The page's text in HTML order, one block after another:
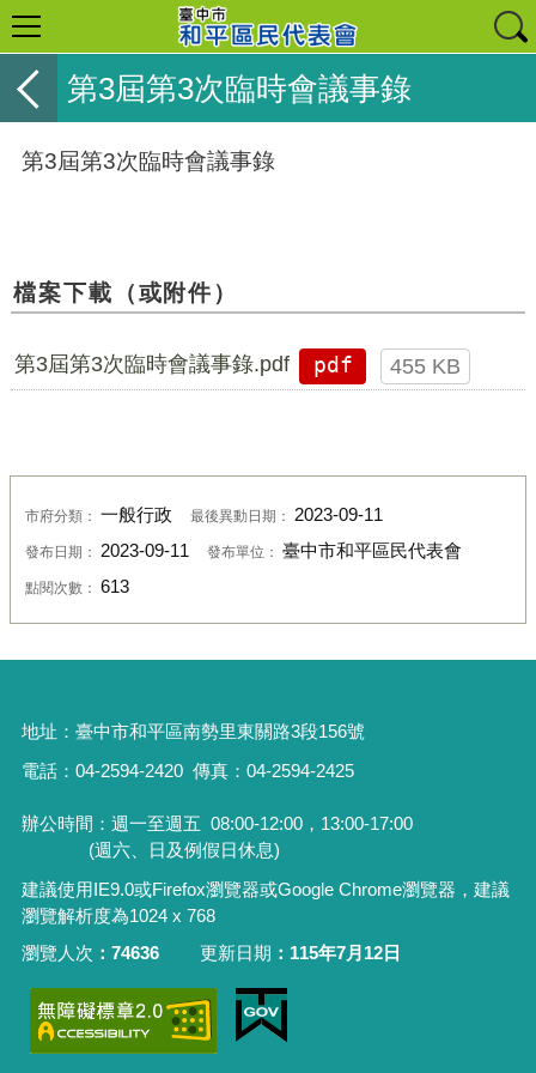
第3屆第3次臨時會議事錄
第3屆第3次臨時會議事錄
檔案下載（或附件）
第3屆第3次臨時會議事錄.pdf pdf 455 KB
市府分類： 一般行政 最後異動日期： 2023-09-11
發布日期： 2023-09-11 發布單位： 臺中市和平區民代表會
點閱次數： 613
地址： 臺中市和平區南勢里東關路3段156號
電話：04-2594-2420 傳真：04-2594-2425
辦公時間：週一至週五 08:00-12:00，13:00-17:00
(週六、日及例假日休息)
建議使用IE9.0或Firefox瀏覽器或Google Chrome瀏覽器，建議
瀏覽解析度為1024 x 768
瀏覽人次
74636 更新日期 115年7月12日